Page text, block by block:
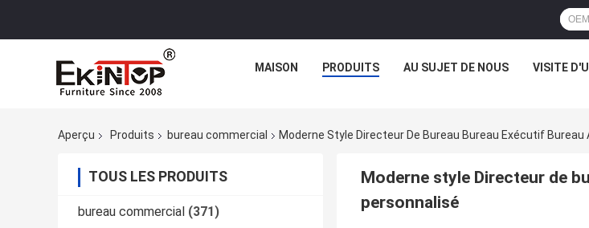
MAISON PRODUITS AU SUJET DE NOUS VISITE
Aperçu Produits bureau commercial Moderne Style Directeur De Bureau Bureau Exécutif
TOUS LES PRODUITS
bureau commercial (371)
Moderne style Directeur de
personnalisé